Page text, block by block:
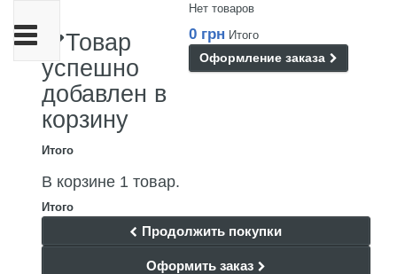
Нет товаров
0 грн Итого
Оформление заказа
Товар
успешно
добавлен в
корзину
Итого
В корзине 1 товар.
Итого
Продолжить покупки
Оформить заказ
Переключить
навигации